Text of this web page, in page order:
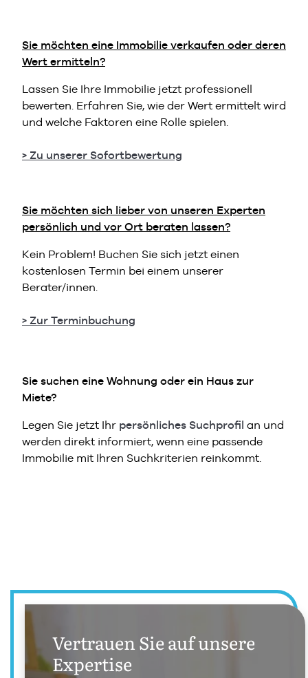
Sie möchten eine Immobilie verkaufen oder deren
Wert ermitteln?
Lassen Sie Ihre Immobilie jetzt professionell
bewerten. Erfahren Sie, wie der Wert ermittelt wird
und welche Faktoren eine Rolle spielen.
> Zu unserer Sofortbewertung
Sie möchten sich lieber von unseren Experten
persönlich und vor Ort beraten lassen?
Kein Problem! Buchen Sie sich jetzt einen
kostenlosen Termin bei einem unserer
Berater/innen.
> Zur Terminbuchung
Sie suchen eine Wohnung oder ein Haus zur
Miete?
Legen Sie jetzt Ihr persönliches Suchprofil an und
werden direkt informiert, wenn eine passende
Immobilie mit Ihren Suchkriterien reinkommt.
Vertrauen Sie auf unsere
Expertise